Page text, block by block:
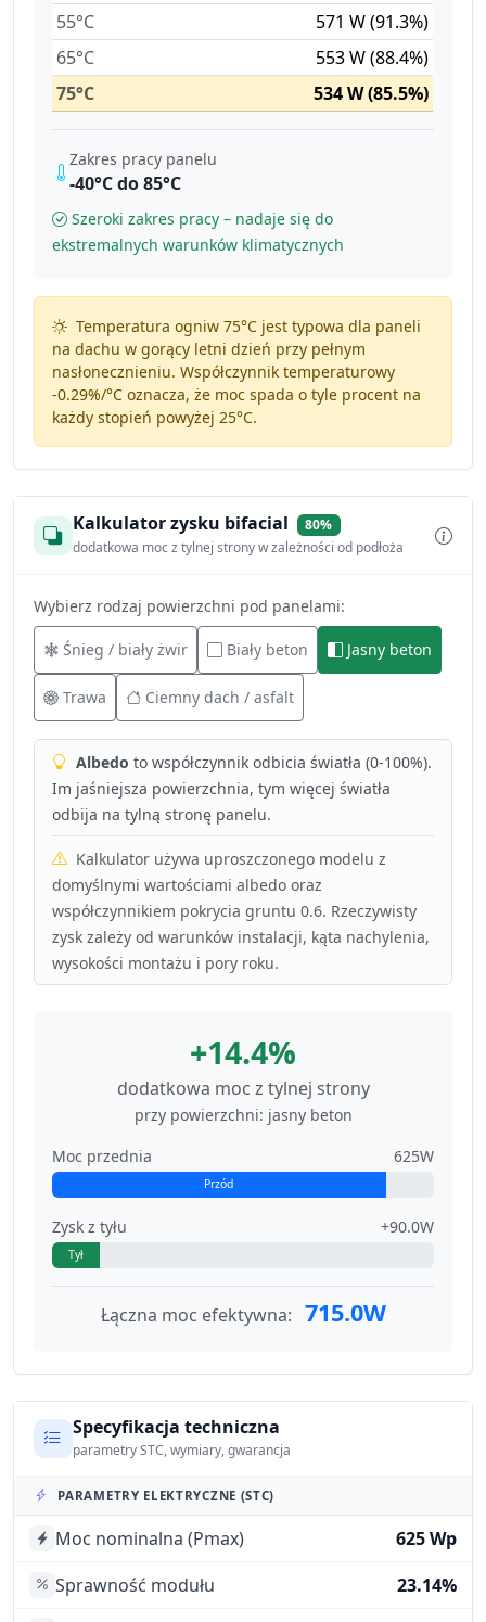
55°C
571 W (91.3%)
65°C
553 W (88.4%)
75°C
534 W (85.5%)
Zakres pracy panelu
-40°C do 85°C
Szeroki zakres pracy – nadaje się do
ekstremalnych warunków klimatycznych
Temperatura ogniw 75°C jest typowa dla paneli
na dachu w gorący letni dzień przy pełnym
nasłonecznieniu. Współczynnik temperaturowy
-0.29%/°Coznacza, że moc spada o tyle procent na
każdy stopień powyżej 25°C.
Kalkulator zysku bifacial
80%
dodatkowa moc z tylnej strony w zależności od podłoża
Wybierz rodzaj powierzchni pod panelami:
Śnieg / biały żwir Biały beton Jasny beton
Trawa Ciemny dach / asfalt
Albedo to współczynnik odbicia światła (0-100%).
Im jaśniejsza powierzchnia, tym więcej światła
odbija na tylną stronę panelu.
Kalkulator używa uproszczonego modelu z
domyślnymi wartościami albedo oraz
współczynnikiem pokrycia gruntu 0.6. Rzeczywisty
zysk zależy od warunków instalacji, kąta nachylenia,
wysokości montażu i pory roku.
+14.4%
dodatkowa moc z tylnej strony
przy powierzchni: jasny beton
Moc przednia
625W
Przód
Zysk z tyłu +90.0W
Tył
Łączna moc efektywna: 715.0W
Specyfikacja techniczna
parametry STC, wymiary, gwarancja
PARAMETRY ELEKTRYCZNE (STC)
Moc nominalna (Pmax)
625 Wp
Sprawność modułu
23.14%